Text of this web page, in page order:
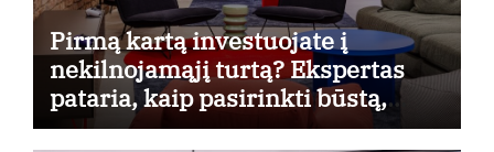
Pirmą kartą investuojate į
nekilnojamąjį turtą? Ekspertas
pataria, kaip pasirinkti būstą,
kuris generuos grąžą